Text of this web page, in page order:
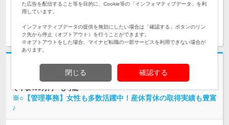
求人詳細を見る 気になる
志望動機・自己PR不要
株式会社コプロコンストラクション | ご希望の勤務地を選択可能│初年度
で年収400万円～も可能
※○【管理事務】女性も多数活躍中！産休育休の取得実績も豊富
♪
た広告を配信すること等を目的に、Cookie等の「インフォマティブデータ」を利
用しています。
インフォマティブデータの提供を無効にしたい場合は「確認する」ボタンのリン
ク先から停止（オプトアウト）を行うことができます。
※オプトアウトをした場合、マイナビ転職の一部サービスを利用できない場合が
あります。
閉じる 確認する